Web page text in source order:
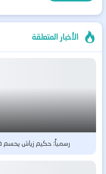
الأخبار المتعلقة
رسمياً: حكيم زياش يحسم